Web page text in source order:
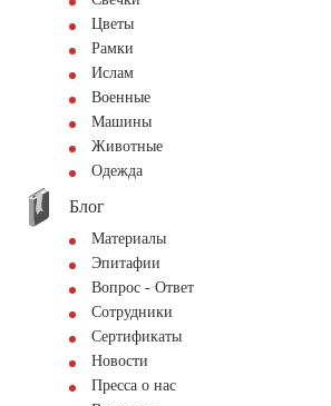
Цветы
Рамки
Ислам
Военные
Машины
Животные
Одежда
Блог
Материалы
Эпитафии
Вопрос - Ответ
Сотрудники
Сертификаты
Новости
Пресса о нас